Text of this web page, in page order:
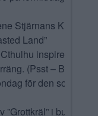
Stjärnans Krypta”
Land”
inspirerat-
(Psst – Birger
för den som vill
i butiken.